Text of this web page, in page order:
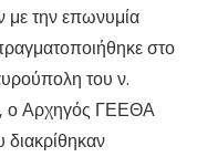
με την επωνυμία
στο
του ν.
ο Αρχηγός ΓΕΕΘΑ
διακρίθηκαν